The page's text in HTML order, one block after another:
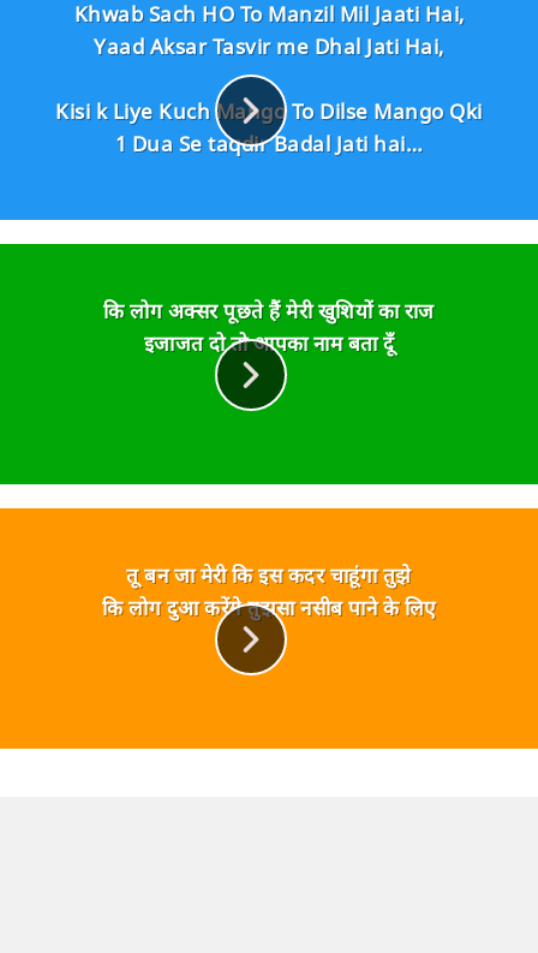
Khwab Sach HO To Manzil Mil Jaati Hai,
Yaad Aksar Tasvir me Dhal Jati Hai,
Kisi k Liye Kuch Mango To Dilse Mango Qki
1 Dua Se taqdir Badal Jati hai…
कि लोग अक्सर पूछते हैं मेरी खुशियों का राज
इजाजत दो तो आपका नाम बता दूँ
तू बन जा मेरी कि इस कदर चाहूंगा तुझे
कि लोग दुआ करेंगे तुझसा नसीब पाने के लिए